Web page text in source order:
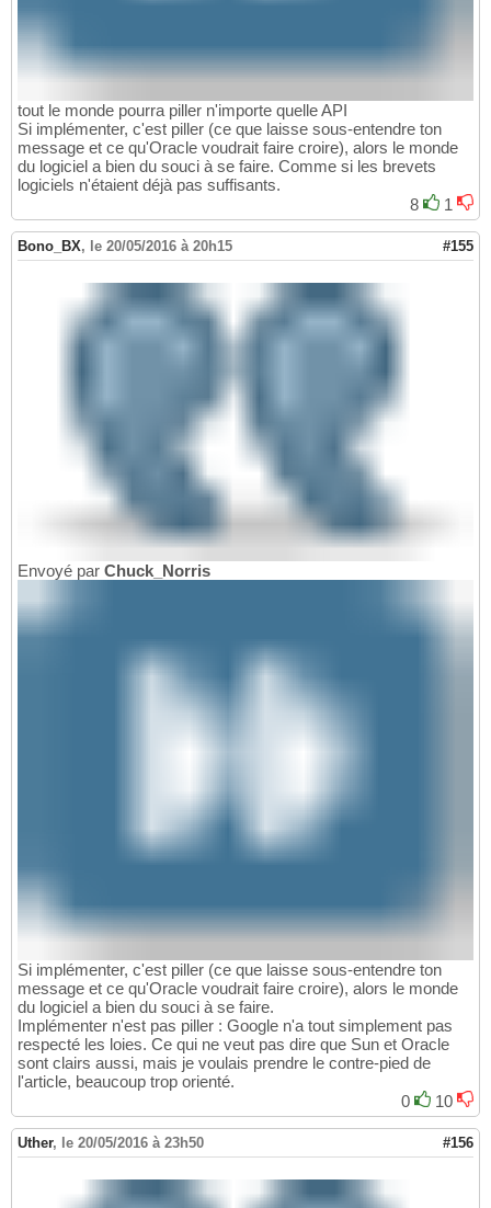
tout le monde pourra piller n'importe quelle API
Si implémenter, c'est piller (ce que laisse sous-entendre ton
message et ce qu'Oracle voudrait faire croire), alors le monde
du logiciel a bien du souci à se faire. Comme si les brevets
logiciels n'étaient déjà pas suffisants.
8
1
Bono_BX, le 20/05/2016 à 20h15 #155
Envoyé par Chuck_Norris
Si implémenter, c'est piller (ce que laisse sous-entendre ton
message et ce qu'Oracle voudrait faire croire), alors le monde
du logiciel a bien du souci à se faire.
Implémenter n'est pas piller : Google n'a tout simplement pas
respecté les loies. Ce qui ne veut pas dire que Sun et Oracle
sont clairs aussi, mais je voulais prendre le contre-pied de
l'article, beaucoup trop orienté.
0
10
Uther, le 20/05/2016 à 23h50 #156